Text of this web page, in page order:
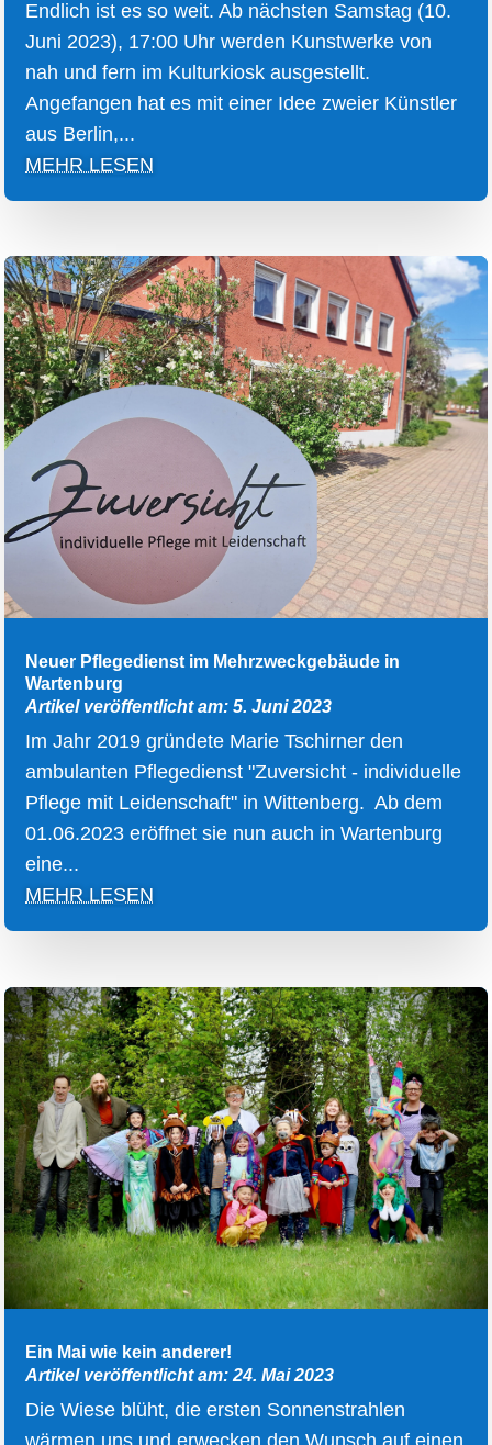
Endlich ist es so weit. Ab nächsten Samstag (10.
Juni 2023), 17:00 Uhr werden Kunstwerke von
nah und fern im Kulturkiosk ausgestellt.
Angefangen hat es mit einer Idee zweier Künstler
aus Berlin,...
MEHR LESEN
Neuer Pflegedienst im Mehrzweckgebäude in
Wartenburg
Artikel veröffentlicht am: 5. Juni 2023
Im Jahr 2019 gründete Marie Tschirner den
ambulanten Pflegedienst "Zuversicht - individuelle
Pflege mit Leidenschaft" in Wittenberg. Ab dem
01.06.2023 eröffnet sie nun auch in Wartenburg
eine...
MEHR LESEN
Ein Mai wie kein anderer!
Artikel veröffentlicht am: 24. Mai 2023
Die Wiese blüht, die ersten Sonnenstrahlen
wärmen uns und erwecken den Wunsch auf einen